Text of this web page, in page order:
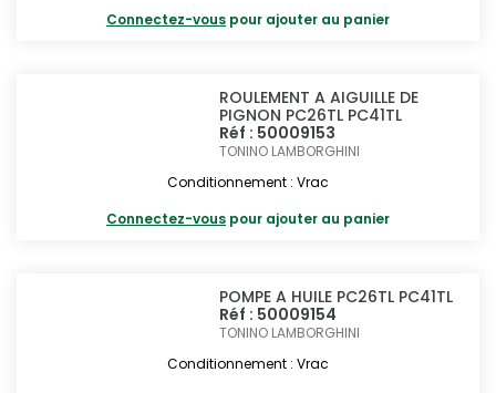
Connectez-vous pour ajouter au panier
ROULEMENT A AIGUILLE DE
PIGNON PC26TL PC41TL
Réf : 50009153
TONINO LAMBORGHINI
Conditionnement : Vrac
Connectez-vous pour ajouter au panier
POMPE A HUILE PC26TL PC41TL
Réf : 50009154
TONINO LAMBORGHINI
Conditionnement : Vrac